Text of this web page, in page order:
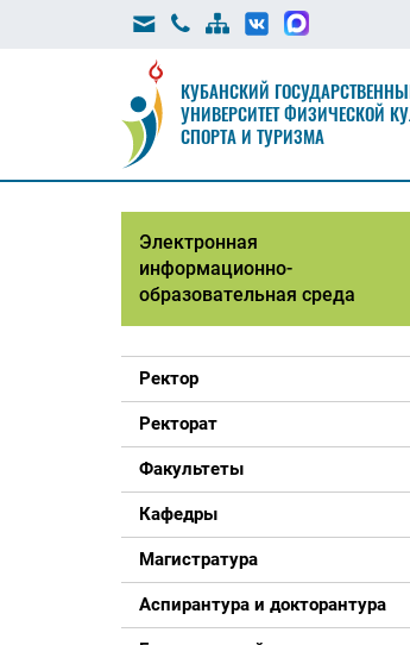
КУБАНСКИЙ
УНИВЕРСИТЕТ ФИЗИЧЕСКОЙ
СПОРТА И ТУРИЗМА
Электронная
информационно-
образовательная среда
Ректор
Ректорат
Факультеты
Кафедры
Магистратура
Аспирантура и докторантура